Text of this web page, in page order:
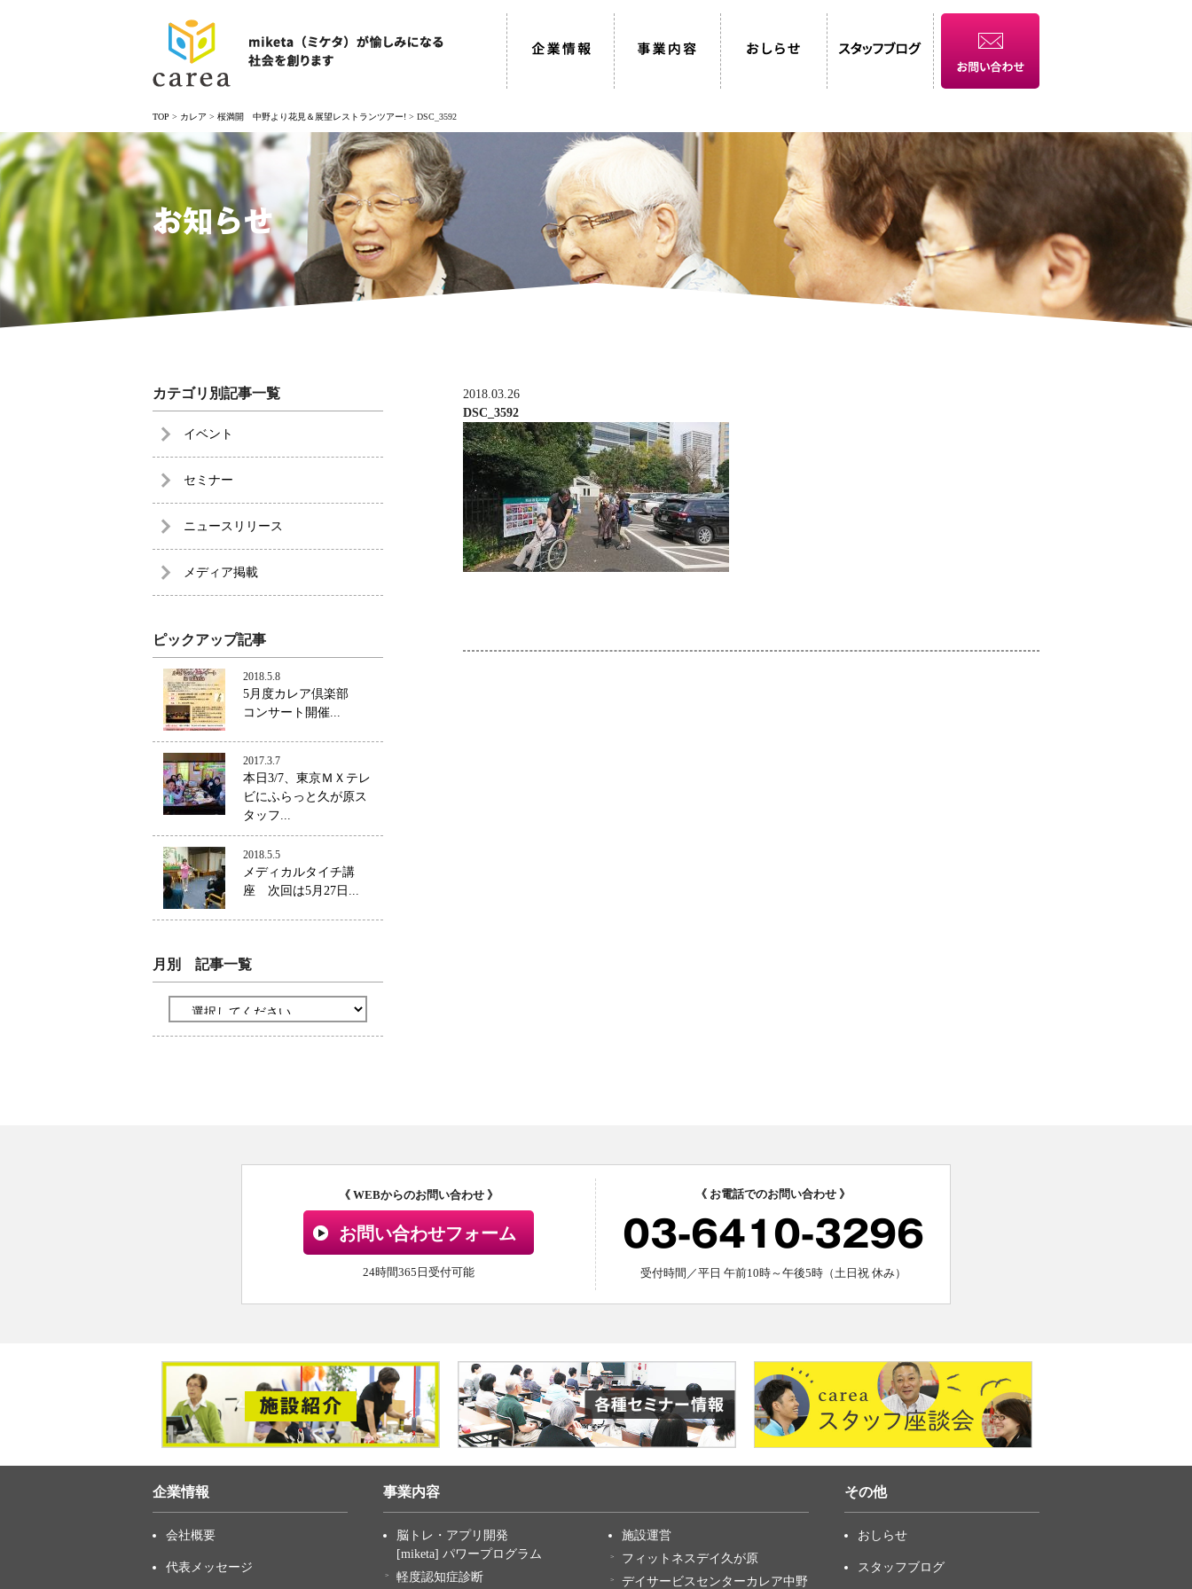
TOP > カレア > 桜満開 中野より花見＆展望レストランツアー! > DSC_3592
お知らせ
2018.03.26
DSC_3592
カテゴリ別記事一覧
イベント
セミナー
ニュースリリース
メディア掲載
ピックアップ記事
2018.5.8
5月度カレア倶楽部
コンサート開催...
2017.3.7
本日3/7、東京ＭＸテレ
ビにふらっと久が原ス
タッフ...
2018.5.5
メディカルタイチ講
座 次回は5月27日...
月別 記事一覧
《 WEBからのお問い合わせ 》
お問い合わせフォーム
24時間365日受付可能
《 お電話でのお問い合わせ 》
03-6410-3296
受付時間／平日 午前10時～午後5時（土日祝 休み）
企業情報
会社概要
代表メッセージ
事業内容
脳トレ・アプリ開発
[miketa] パワープログラム
軽度認知症診断
施設運営
フィットネスデイ久が原
デイサービスセンターカレア中野
その他
おしらせ
スタッフブログ